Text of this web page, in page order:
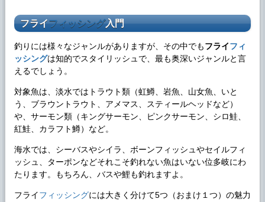
フライフィッシング入門
釣りには様々なジャンルがありますが、その中でもフライフィ
ッシングは知的でスタイリッシュで、最も奥深いジャンルと言
えるでしょう。
対象魚は、淡水ではトラウト類（虹鱒、岩魚、山女魚、いと
う、ブラウントラウト、アメマス、スティールヘッドなど）
や、サーモン類（キングサーモン、ピンクサーモン、シロ鮭、
紅鮭、カラフト鱒）など。
海水では、シーバスやシイラ、ボーンフィッシュやセイルフィ
ッシュ、ターポンなどそれこそ釣れない魚はいない位多岐にわ
たります。もちろん、バスや鯉も釣れますよ。
フライフィッシングには大きく分けて5つ（おまけ１つ）の魅力